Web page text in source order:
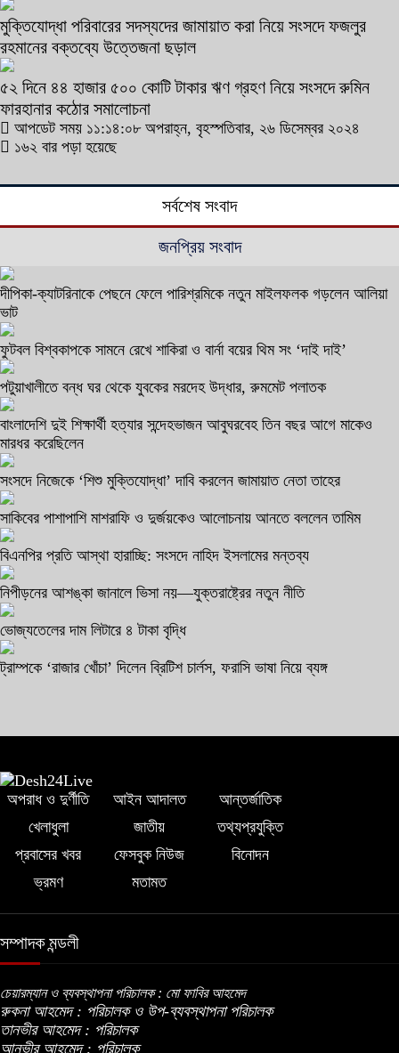
মুক্তিযোদ্ধা পরিবারের সদস্যদের জামায়াত করা নিয়ে সংসদে ফজলুর
রহমানের বক্তব্যে উত্তেজনা ছড়াল
৫২ দিনে ৪৪ হাজার ৫০০ কোটি টাকার ঋণ গ্রহণ নিয়ে সংসদে রুমিন
ফারহানার কঠোর সমালোচনা
আপডেট সময় ১১:১৪:০৮ অপরাহ্ন, বৃহস্পতিবার, ২৬ ডিসেম্বর ২০২৪
১৬২ বার পড়া হয়েছে
সর্বশেষ সংবাদ
জনপ্রিয় সংবাদ
দীপিকা-ক্যাটরিনাকে পেছনে ফেলে পারিশ্রমিকে নতুন মাইলফলক গড়লেন আলিয়া
ভাট
ফুটবল বিশ্বকাপকে সামনে রেখে শাকিরা ও বার্না বয়ের থিম সং ‘দাই দাই’
পটুয়াখালীতে বন্ধ ঘর থেকে যুবকের মরদেহ উদ্ধার, রুমমেট পলাতক
বাংলাদেশি দুই শিক্ষার্থী হত্যার সন্দেহভাজন আবুঘরবেহ তিন বছর আগে মাকেও
মারধর করেছিলেন
সংসদে নিজেকে ‘শিশু মুক্তিযোদ্ধা’ দাবি করলেন জামায়াত নেতা তাহের
সাকিবের পাশাপাশি মাশরাফি ও দুর্জয়কেও আলোচনায় আনতে বললেন তামিম
বিএনপির প্রতি আস্থা হারাচ্ছি: সংসদে নাহিদ ইসলামের মন্তব্য
নিপীড়নের আশঙ্কা জানালে ভিসা নয়—যুক্তরাষ্ট্রের নতুন নীতি
ভোজ্যতেলের দাম লিটারে ৪ টাকা বৃদ্ধি
ট্রাম্পকে ‘রাজার খোঁচা’ দিলেন ব্রিটিশ চার্লস, ফরাসি ভাষা নিয়ে ব্যঙ্গ
অপরাধ ও দুর্ণীতি আইন আদালত
আন্তর্জাতিক
খেলাধুলা
জাতীয়
তথ্যপ্রযুক্তি
প্রবাসের খবর
ফেসবুক নিউজ
বিনোদন
ভ্রমণ
মতামত
সম্পাদক মন্ডলী
চেয়ারম্যান ও ব্যবস্থাপনা পরিচালক : মো ফাবির আহমেদ
রুকনা আহমেদ : পরিচালক ও উপ-ব্যবস্থাপনা পরিচালক
তানভীর আহমেদ : পরিচালক
আনভীর আহমেদ : পরিচালক